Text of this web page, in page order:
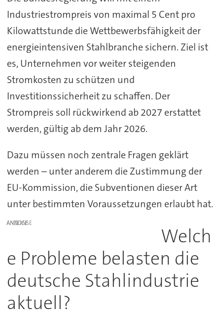
Industriestrompreis von maximal 5 Cent pro
Kilowattstunde die Wettbewerbsfähigkeit der
energieintensiven Stahlbranche sichern. Ziel ist
es, Unternehmen vor weiter steigenden
Stromkosten zu schützen und
Investitionssicherheit zu schaffen. Der
Strompreis soll rückwirkend ab 2027 erstattet
werden, gültig ab dem Jahr 2026.
Dazu müssen noch zentrale Fragen geklärt
werden – unter anderem die Zustimmung der
EU-Kommission, die Subventionen dieser Art
unter bestimmten Voraussetzungen erlaubt hat.
ANZEIGE
Welch
e Probleme belasten die
deutsche Stahlindustrie
aktuell?